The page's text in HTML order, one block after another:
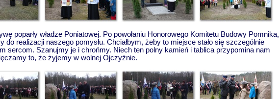
poparły władze Poniatowej. Po powołaniu Honorowego Komitetu Budowy Pomnika,
do realizacji naszego pomysłu. Chciałbym, żeby to miejsce stało się szczególnie
sercom. Szanujmy je i chrońmy. Niech ten polny kamień i tablica przypomina nam
to, że żyjemy w wolnej Ojczyźnie.